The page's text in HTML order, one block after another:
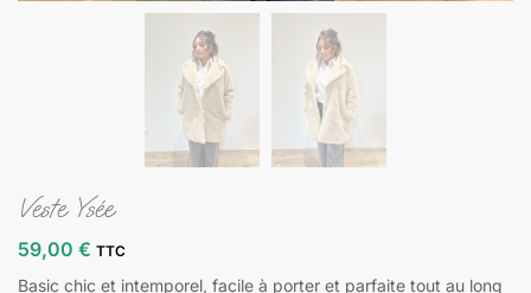
Veste Ysée
59,00 € TTC
Basic chic et intemporel, facile à porter et parfaite tout au long